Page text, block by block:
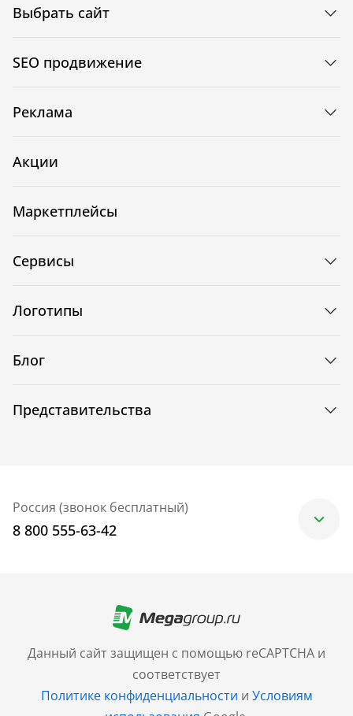
Данный сайт защищен с помощью reCAPTCHA и
соответствует
Политике конфиденциальности и Условиям
Выбрать сайт
SEO продвижение
Реклама
Акции
Маркетплейсы
Сервисы
Логотипы
Блог
Представительства
Россия (звонок бесплатный)
8 800 555-63-42
+7 (499) 705-30-10
Санкт-Петербург
+7 (812) 600-77-33
Барнаул